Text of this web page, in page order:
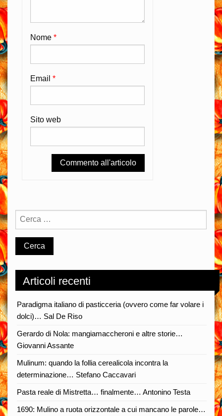
Nome *
Email *
Sito web
Articoli recenti
Paradigma italiano di pasticceria (ovvero come far volare i
dolci)… Sal De Riso
Gerardo di Nola: mangiamaccheroni e altre storie…
Giovanni Assante
Mulinum: quando la follia cerealicola incontra la
determinazione… Stefano Caccavari
Pasta reale di Mistretta… finalmente… Antonino Testa
1690: Mulino a ruota orizzontale a cui mancano le parole…